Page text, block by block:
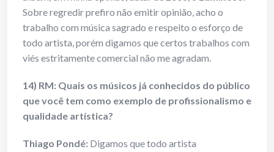
Sobre regredir prefiro não emitir opinião, acho o
trabalho com música sagrado e respeito o esforço de
todo artista, porém digamos que certos trabalhos com
viés estritamente comercial não me agradam.
14) RM: Quais os músicos já conhecidos do público
que você tem como exemplo de profissionalismo e
qualidade artística?
Thiago Pondé: Digamos que todo artista